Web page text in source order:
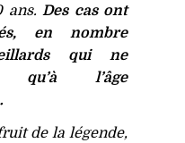
ans.Des cas ont
en nombre
qui ne
qu’à l’âge
de la légende,